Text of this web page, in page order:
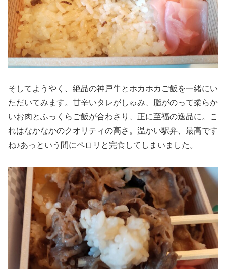
そしてようやく、絶品の神戸牛とホカホカご飯を一緒にい
ただいてみます。甘辛いタレがしゅみ、脂がのって柔らか
いお肉とふっくらご飯が合わさり、正に至福の逸品に。こ
れはなかなかのクオリティの高さ。温かい駅弁、最高です
ね♪あっという間にペロリと完食してしまいました。